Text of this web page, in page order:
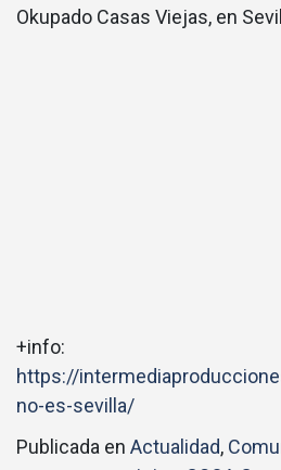
Okupado Casas Viejas, en
+info:
https://
no-es-sevilla/
Publicada en Actualidad,